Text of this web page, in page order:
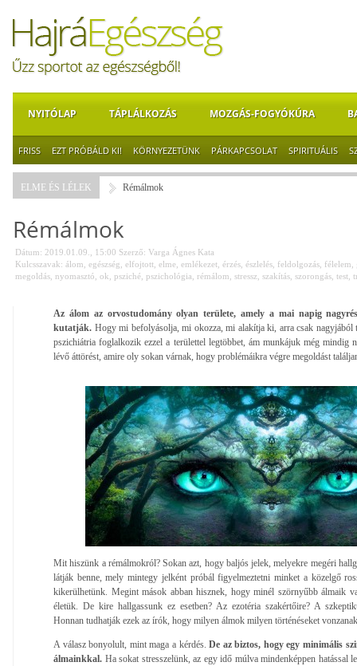
NYITÓLAP TÁPLÁLKOZÁS MOZGÁS-FOGYÓKÚRA
FRISS EZT PRÓBÁLD KI! KÖRNYEZETÜNK PÁRKAPCSOLAT SPIRITUÁLIS
ELME ÉS LÉLEK Rémálmok
Rémálmok
Dátum: 2019.01.09., 15:00 Szerző: Varga Ágnes Kata
Kulcsszavak: álom egészség elfojtott elme emlékezet érzés észlelés feldolgozás félelem
megoldás nyomasztó ok psziché pszichológia rémálom stressz szakítás szorongás test
Az álom az orvostudomány olyan területe, amely a mai napig
kutatják. Hogy mi befolyásolja, mi okozza, mi alakítja ki, arra csak nagyjából
pszichiátria foglalkozik ezzel a területtel legtöbbet, ám munkájuk még mindig
lévő áttörést, amire oly sokan várnak, hogy problémáikra végre megoldást
Mit hiszünk a rémálmokról? Sokan azt, hogy baljós jelek, melyekre megéri
látják benne, mely mintegy jelként próbál figyelmeztetni minket a közelgő
kikerülhetünk. Megint mások abban hisznek, hogy minél szörnyűbb álmaik
életük. De kire hallgassunk ez esetben? Az ezotéria szakértőire? A
Honnan tudhatják ezek az írók, hogy milyen álmok milyen történéseket
A válasz bonyolult, mint maga a kérdés. De az biztos, hogy egy minimális
álmainkkal. Ha sokat stresszelünk, az egy idő múlva mindenképpen hatással